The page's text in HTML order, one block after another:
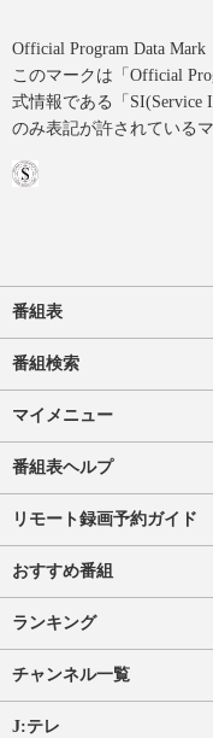
Official Program Data Mark
このマークは「Official
式情報である「SI(Service
のみ表記が許されているマ
番組表
番組検索
マイメニュー
番組表ヘルプ
リモート録画予約ガイド
おすすめ番組
ランキング
チャンネル一覧
J:テレ